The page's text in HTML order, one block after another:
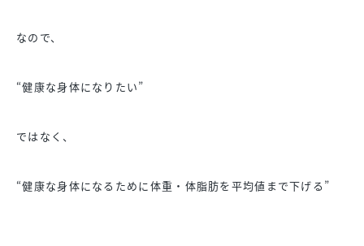
なので、
“健康な身体になりたい”
ではなく、
“健康な身体になるために体重・体脂肪を平均値まで下げる”